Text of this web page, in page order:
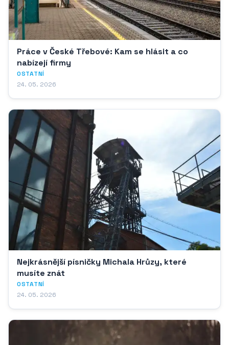
Práce v České Třebové: Kam se hlásit a co
nabízejí firmy
OSTATNÍ
24. 05. 2026
Nejkrásnější písničky Michala Hrůzy, které
musíte znát
OSTATNÍ
24. 05. 2026